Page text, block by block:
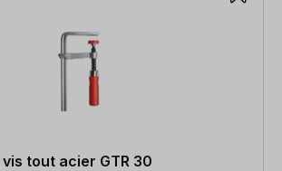
tout acier GTR 30